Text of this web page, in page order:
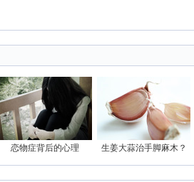
恋物症背后的心理 生姜大蒜治手脚麻木？